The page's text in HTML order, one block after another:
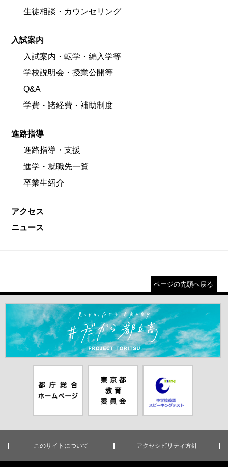
生徒相談・カウンセリング
入試案内
入試案内・転学・編入学等
学校説明会・授業公開等
Q&A
学費・諸経費・補助制度
進路指導
進路指導・支援
進学・就職先一覧
卒業生紹介
アクセス
ニュース
ページの先頭へ戻る
＃だから都立高（別ウインドウが開きます）
ムページ（別
ウインドウが
員会（別ウイ
ンドウが開き
ピーキングテ
スト（別ウイ
ンドウが開き
このサイトについて アクセシビリティ方針